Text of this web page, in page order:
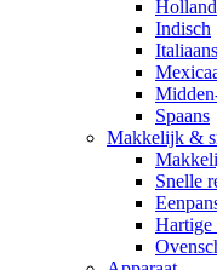
Indisch
Italiaans
Spaans
Makkelijk &
Snelle
Hartige